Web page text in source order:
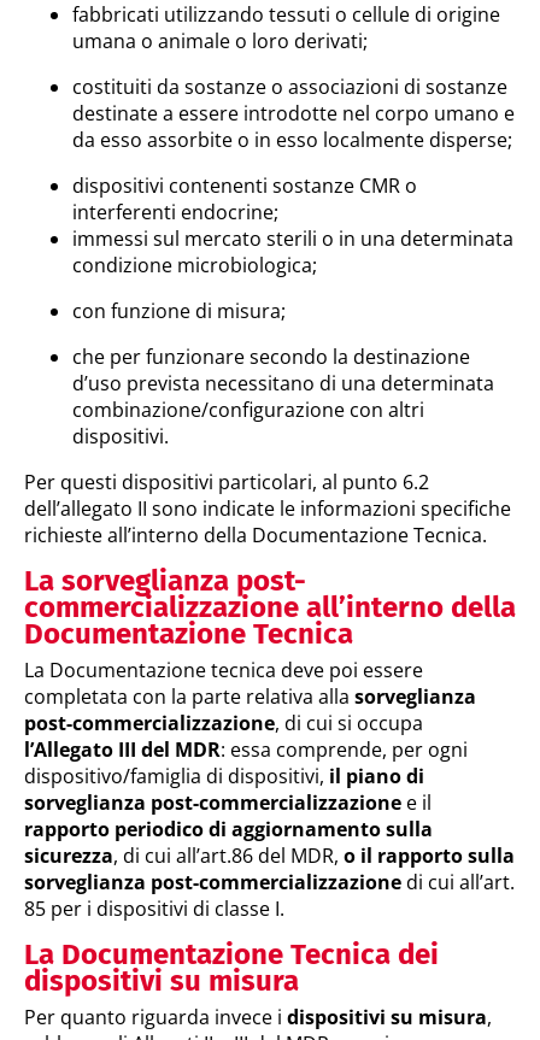
fabbricati utilizzando tessuti o cellule di origine
umana o animale o loro derivati;
costituiti da sostanze o associazioni di sostanze
destinate a essere introdotte nel corpo umano e
da esso assorbite o in esso localmente disperse;
dispositivi contenenti sostanze CMR o
interferenti endocrine;
immessi sul mercato sterili o in una determinata
condizione microbiologica;
con funzione di misura;
che per funzionare secondo la destinazione
d’uso prevista necessitano di una determinata
combinazione/configurazione con altri
dispositivi.
Per questi dispositivi particolari, al punto 6.2
dell’allegato II sono indicate le informazioni specifiche
richieste all’interno della Documentazione Tecnica.
La sorveglianza post-
commercializzazione all’interno della
Documentazione Tecnica
La Documentazione tecnica deve poi essere
completata con la parte relativa alla sorveglianza
post-commercializzazione, di cui si occupa
l’Allegato III del MDR: essa comprende, per ogni
dispositivo/famiglia di dispositivi, il piano di
sorveglianza post-commercializzazione e il
rapporto periodico di aggiornamento sulla
sicurezza, di cui all’art.86 del MDR, o il rapporto sulla
sorveglianza post-commercializzazionedi cui all’art.
85 per i dispositivi di classe I.
La Documentazione Tecnica dei
dispositivi su misura
Per quanto riguarda invece i dispositivi su misura,